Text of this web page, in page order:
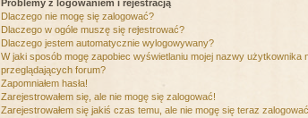
Problemy z logowaniem i rejestracją
Dlaczego nie mogę się zalogować?
Dlaczego w ogóle muszę się rejestrować?
Dlaczego jestem automatycznie wylogowywany?
W jaki sposób mogę zapobiec wyświetlaniu mojej nazwy użytkownika
przeglądających forum?
Zapomniałem hasła!
Zarejestrowałem się, ale nie mogę się zalogować!
Zarejestrowałem się jakiś czas temu, ale nie mogę się teraz